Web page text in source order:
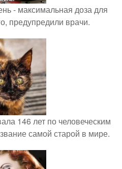
- максимальная доза для
предупредили врачи.
146 лет по человеческим
самой старой в мире.